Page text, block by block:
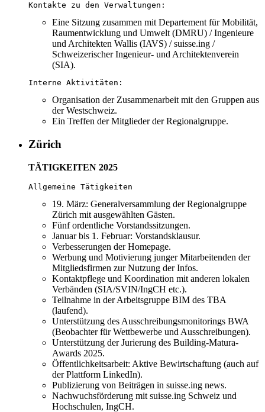
Kontakte zu den Verwaltungen:
Eine Sitzung zusammen mit Departement für Mobilität,
Raumentwicklung und Umwelt (DMRU) / Ingenieure
und Architekten Wallis (IAVS) / suisse.ing /
Schweizerischer Ingenieur- und Architektenverein
(SIA).
Interne Aktivitäten:
Organisation der Zusammenarbeit mit den Gruppen aus
der Westschweiz.
Ein Treffen der Mitglieder der Regionalgruppe.
Zürich
TÄTIGKEITEN 2025
Allgemeine Tätigkeiten
19. März: Generalversammlung der Regionalgruppe
Zürich mit ausgewählten Gästen.
Fünf ordentliche Vorstandssitzungen.
Januar bis 1. Februar: Vorstandsklausur.
Verbesserungen der Homepage.
Werbung und Motivierung junger Mitarbeitenden der
Mitgliedsfirmen zur Nutzung der Infos.
Kontaktpflege und Koordination mit anderen lokalen
Verbänden (SIA/SVIN/IngCH etc.).
Teilnahme in der Arbeitsgruppe BIM des TBA
(laufend).
Unterstützung des Ausschreibungsmonitorings BWA
(Beobachter für Wettbewerbe und Ausschreibungen).
Unterstützung der Jurierung des Building-Matura-
Awards 2025.
Öffentlichkeitsarbeit: Aktive Bewirtschaftung (auch auf
der Plattform LinkedIn).
Publizierung von Beiträgen in suisse.ing news.
Nachwuchsförderung mit suisse.ing Schweiz und
Hochschulen, IngCH.